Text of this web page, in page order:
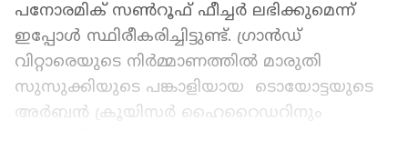
പനോരമിക് സൺറൂഫ് ഫീച്ചർ ലഭിക്കുമെന്ന്
ഇപ്പോൾ സ്ഥിരീകരിച്ചിട്ടുണ്ട്. ഗ്രാന്‍ഡ്
വിറ്റാരെയുടെ നിര്‍മ്മാണത്തില്‍ മാരുതി
സുസുക്കിയുടെ പങ്കാളിയായ ടൊയോട്ടയുടെ
അർബൻ ക്രൂയിസർ ഹൈറൈഡറിനും